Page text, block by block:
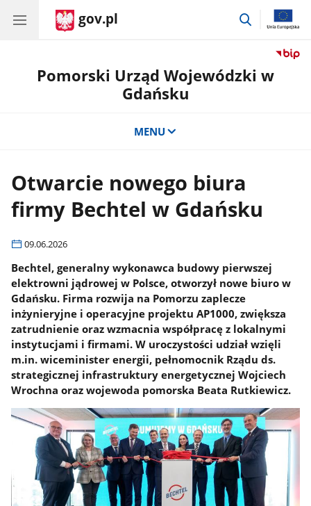
gov.pl
przejdź
Pomorski Urząd Wojewódzki w
Gdańsku
MENU
Otwarcie nowego biura
firmy Bechtel w Gdańsku
09.06.2026
Bechtel, generalny wykonawca budowy pierwszej
elektrowni jądrowej w Polsce, otworzył nowe biuro w
Gdańsku. Firma rozwija na Pomorzu zaplecze
inżynieryjne i operacyjne projektu AP1000, zwiększa
zatrudnienie oraz wzmacnia współpracę z lokalnymi
instytucjami i firmami. W uroczystości udział wzięli
m.in. wiceminister energii, pełnomocnik Rządu ds.
strategicznej infrastruktury energetycznej Wojciech
Wrochna oraz wojewoda pomorska Beata Rutkiewicz.